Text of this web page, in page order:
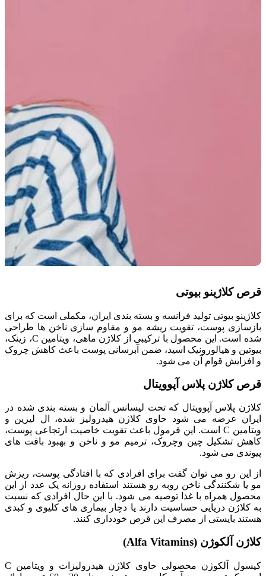
قرص کلاژینو بیوتی
کلاژینو بیوتی تولید فرانسه و بسته بندی ایران، مکملی است که برای
بازسازی پوست، تقویت ریشه مو و مقاوم سازی ناخن ها طراحی
شده است. این محصول با ترکیبی از کلاژن ماهی، ویتامین C، زینک،
بیوتین و هیالورونیک اسید، ضمن آبرسانی پوست باعث کاهش چروک
و افزایش قوام آن می شود.
قرص کلاژن پلاس آپوویتال
کلاژن پلاس آپوویتال که تحت لیسانس آلمان و بسته بندی شده در
ایران عرضه می شود حاوی کلاژن هیدرولیز شده، ال لیزین و
ویتامین C است. این فرمول باعث تقویت خاصیت ارتجاعی پوست،
کاهش تشکیل چین وچروک، ترمیم مو و ناخن و بهبود بافت های
پیوندی می شود.
از این رو می توان گفت برای افرادی که با افتادگی پوست، ریزش
مو یا شکنندگی ناخن روبه رو هستند استفاده روزانه یک عدد از این
محصول همراه با غذا توصیه می شود. با این حال افرادی که نسبت
به کلاژن دریایی حساسیت دارند یا دچار بیماری های کلیوی و کبدی
هستند بایستی از مصرف این قرص خودداری کنند.
کلاژن آلکوژن (Alfa Vitamins)
کپسول آلکوژن محصولی حاوی کلاژن هیدرولیزات و ویتامین C